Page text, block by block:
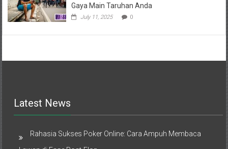
Gaya Main Taruhan Anda
July 11, 2025 0
Latest News
Rahasia Sukses Poker Online: Cara Ampuh Membaca